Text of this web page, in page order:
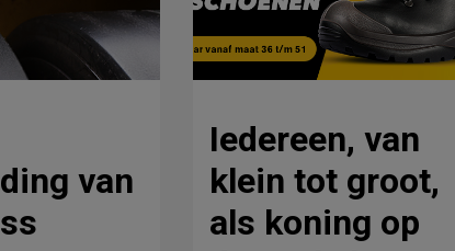
van
Iedereen, van
klein tot groot,
als koning op